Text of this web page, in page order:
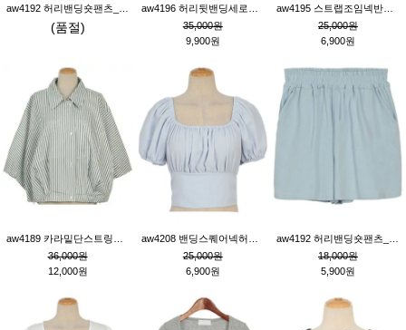
(품절)
35,000원
9,900원
25,000원
6,900원
36,000원
12,000원
25,000원
6,900원
18,000원
5,900원